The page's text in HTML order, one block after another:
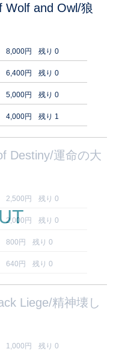
Wolf and Owl/狼
8,000円 残り 0
6,400円 残り 0
5,000円 残り 0
4,000円 残り 1
Destiny/運命の大
2,500円 残り 0
2,000円 残り 0
800円 残り 0
640円 残り 0
Liege/精神壊し
1,000円 残り 0